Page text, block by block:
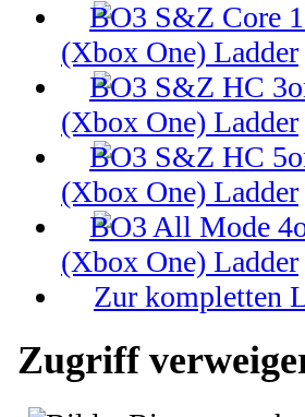
(Xbox One) Ladder
(Xbox One) Ladder
(Xbox One) Ladder
(Xbox One) Ladder
Zur kompletten
Zugriff